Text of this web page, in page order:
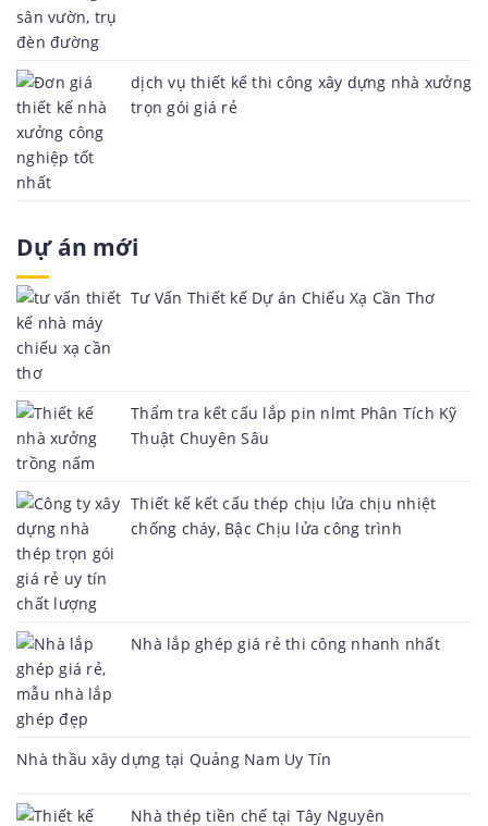
dịch vụ thiết kế thi công xây dựng nhà xưởng
trọn gói giá rẻ
Dự án mới
Tư Vấn Thiết kế Dự án Chiếu Xạ Cần Thơ
Thẩm tra kết cấu lắp pin nlmt Phân Tích Kỹ
Thuật Chuyên Sâu
Thiết kế kết cấu thép chịu lửa chịu nhiệt
chống cháy, Bậc Chịu lửa công trình
Nhà lắp ghép giá rẻ thi công nhanh nhất
Nhà thầu xây dựng tại Quảng Nam Uy Tín
Nhà thép tiền chế tại Tây Nguyên